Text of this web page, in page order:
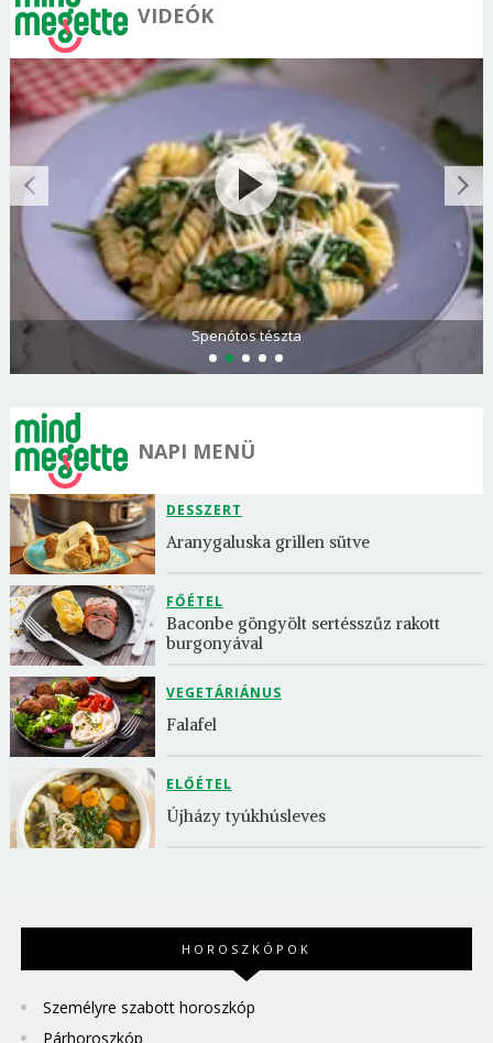
VIDEÓK
Spenótos tészta
NAPI MENÜ
DESSZERT
Aranygaluska grillen sütve
FŐÉTEL
Baconbe göngyölt sertésszűz rakott
burgonyával
VEGETÁRIÁNUS
Falafel
ELŐÉTEL
Újházy tyúkhúsleves
HOROSZKÓPOK
Személyre szabott horoszkóp
Párhoroszkóp